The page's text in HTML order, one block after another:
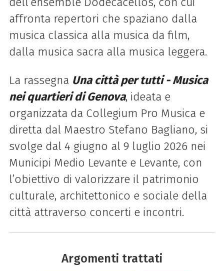
affronta repertori che spaziano dalla
musica classica alla musica da film,
dalla musica sacra alla musica leggera.
La rassegna Una città per tutti - Musica
nei quartieri di Genova, ideata e
organizzata da Collegium Pro Musica e
diretta dal Maestro Stefano Bagliano, si
svolge dal 4 giugno al 9 luglio 2026 nei
Municipi Medio Levante e Levante, con
l’obiettivo di valorizzare il patrimonio
culturale, architettonico e sociale della
città attraverso concerti e incontri.
Argomenti trattati